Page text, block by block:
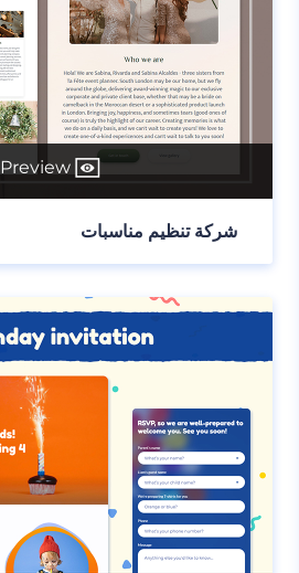
Preview
شركة تنظيم مناسبات